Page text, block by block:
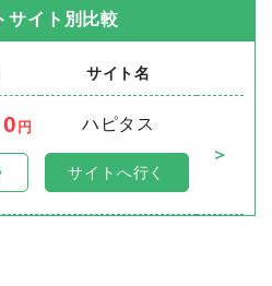
サイト別比較
サイト名
0 円
ハピタス
＞
サイトへ行く